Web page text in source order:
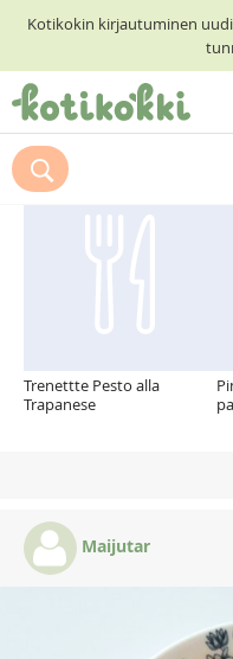
Kotikokin kirjautuminen
ETUSIVU
RESEPTIHAKU
Suosittelemme myös
Trenettte Pesto alla
Trapanese
Maijutar